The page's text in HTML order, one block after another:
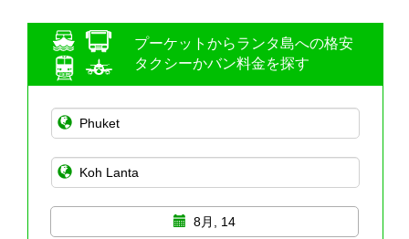
プーケットからランタ島への格安
タクシーかバン料金を探す
8月, 14